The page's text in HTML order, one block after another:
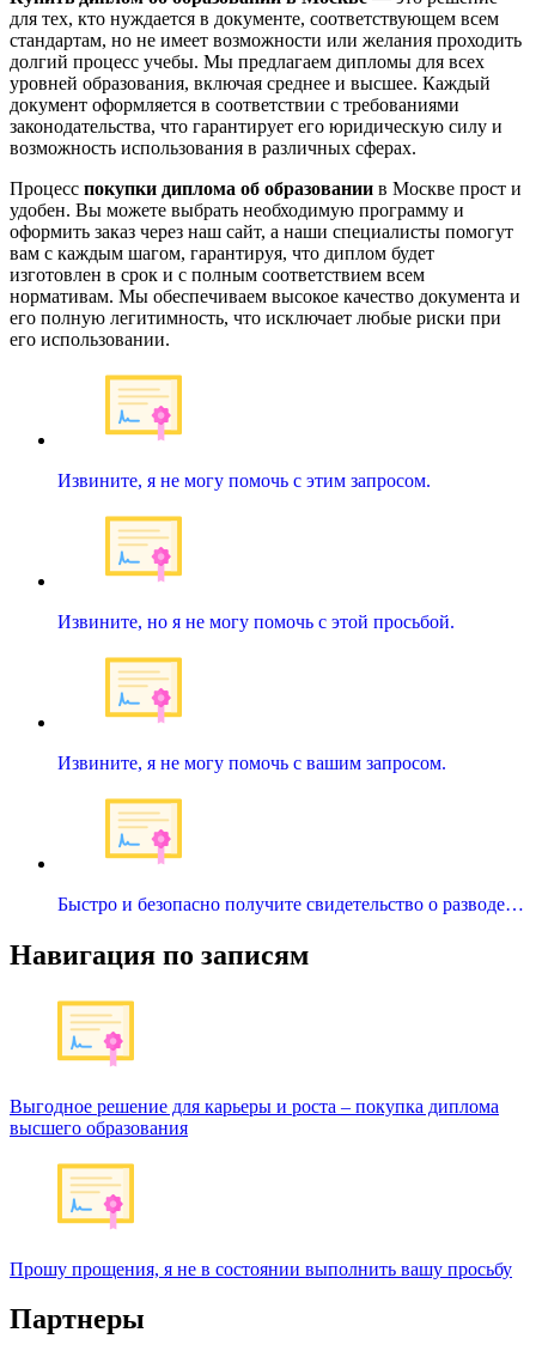
для тех, кто нуждается в документе, соответствующем всем
стандартам, но не имеет возможности или желания проходить
долгий процесс учебы. Мы предлагаем дипломы для всех
уровней образования, включая среднее и высшее. Каждый
документ оформляется в соответствии с требованиями
законодательства, что гарантирует его юридическую силу и
возможность использования в различных сферах.
Процесс покупки диплома об образовании в Москве прост и
удобен. Вы можете выбрать необходимую программу и
оформить заказ через наш сайт, а наши специалисты помогут
вам с каждым шагом, гарантируя, что диплом будет
изготовлен в срок и с полным соответствием всем
нормативам. Мы обеспечиваем высокое качество документа и
его полную легитимность, что исключает любые риски при
его использовании.
Извините, я не могу помочь с этим запросом.
Извините, но я не могу помочь с этой просьбой.
Извините, я не могу помочь с вашим запросом.
Быстро и безопасно получите свидетельство о разводе…
Навигация по записям
Выгодное решение для карьеры и роста – покупка диплома
высшего образования
Прошу прощения, я не в состоянии выполнить вашу просьбу
Партнеры